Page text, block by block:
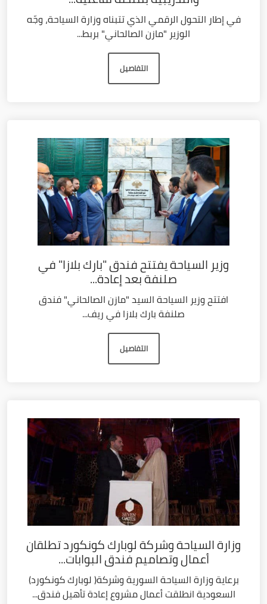
في إطار التحول الرقمي الذي تتبناه وزارة السياحة، وجّه
الوزير "مازن الصالحاني" بربط...
التفاصيل
وزير السياحة يفتتح فندق "بارك بلازا" في
صلنفة بعد إعادة...
افتتح وزير السياحة السيد "مازن الصالحاني" فندق
صلنفة بارك بلازا في ريف...
التفاصيل
وزارة السياحة وشركة لوبارك كونكورد تطلقان
أعمال وتصاميم فندق البوابات...
برعاية وزارة السياحة السورية وشركة( لوبارك كونكورد)
السعودية انطلقت أعمال مشروع إعادة تأهيل فندق...